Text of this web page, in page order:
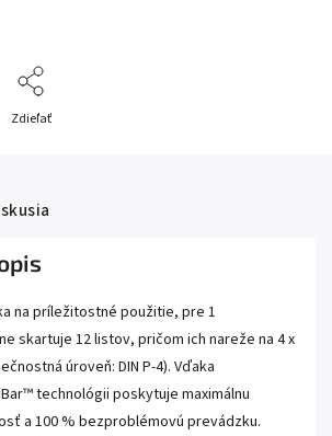
Zdieľať
na príležitostné použitie, pre 1
skartuje 12 listov, pričom ich nareže na 4 x
úroveň: DIN P-4). Vďaka
technológii poskytuje maximálnu
a 100 % bezproblémovú prevádzku.